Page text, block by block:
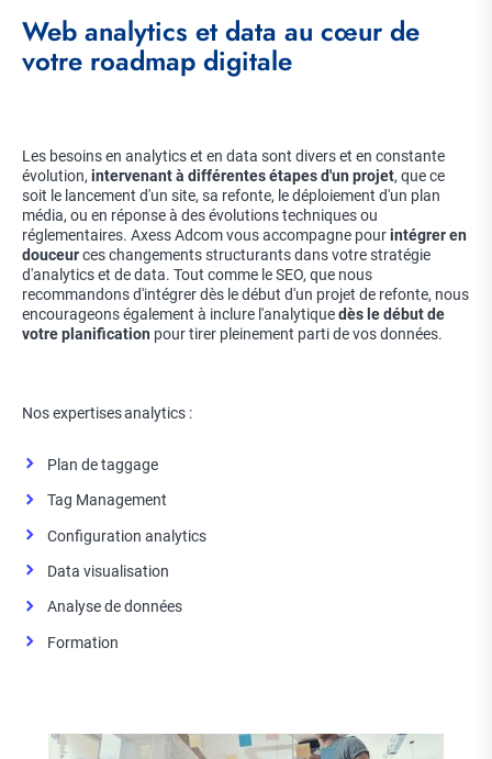
Web analytics et data au cœur de
votre roadmap digitale
Les besoins en analytics et en data sont divers et en constante
évolution, intervenant à différentes étapes d'un projet, que ce
soit le lancement d'un site, sa refonte, le déploiement d'un plan
média, ou en réponse à des évolutions techniques ou
réglementaires. Axess Adcom vous accompagne pourintégrer en
douceurces changements structurants dans votre stratégie
d'analytics et de data. Tout comme le SEO, que nous
recommandons d'intégrer dès le début d'un projet de refonte, nous
encourageons également à inclure l'analytiquedès le début de
votre planification pour tirer pleinement parti de vos données.
Nos expertises analytics :
Plan de taggage
Tag Management
Configuration analytics
Data visualisation
Analyse de données
Formation